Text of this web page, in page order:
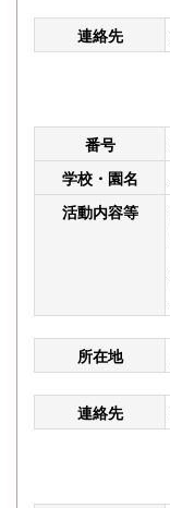
連絡先
番号
学校・園名
活動内容等
所在地
連絡先